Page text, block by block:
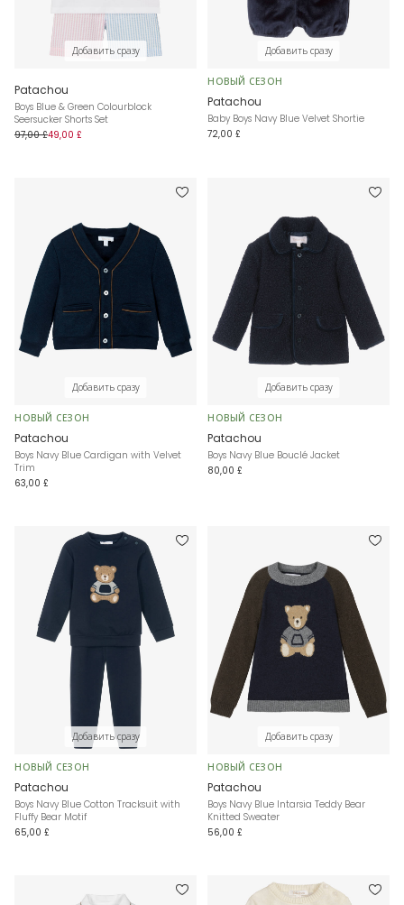
Добавить сразу
Patachou
Boys Blue & Green Colourblock
Seersucker Shorts Set
97,00 £49,00 £
Добавить сразу
НОВЫЙ СЕЗОН
Patachou
Baby Boys Navy Blue Velvet Shortie
72,00 £
Добавить сразу
НОВЫЙ СЕЗОН
Patachou
Boys Navy Blue Cardigan with Velvet
Trim
63,00 £
Добавить сразу
НОВЫЙ СЕЗОН
Patachou
Boys Navy Blue Bouclé Jacket
80,00 £
Добавить сразу
НОВЫЙ СЕЗОН
Patachou
Boys Navy Blue Cotton Tracksuit with
Fluffy Bear Motif
65,00 £
Добавить сразу
НОВЫЙ СЕЗОН
Patachou
Boys Navy Blue Intarsia Teddy Bear
Knitted Sweater
56,00 £